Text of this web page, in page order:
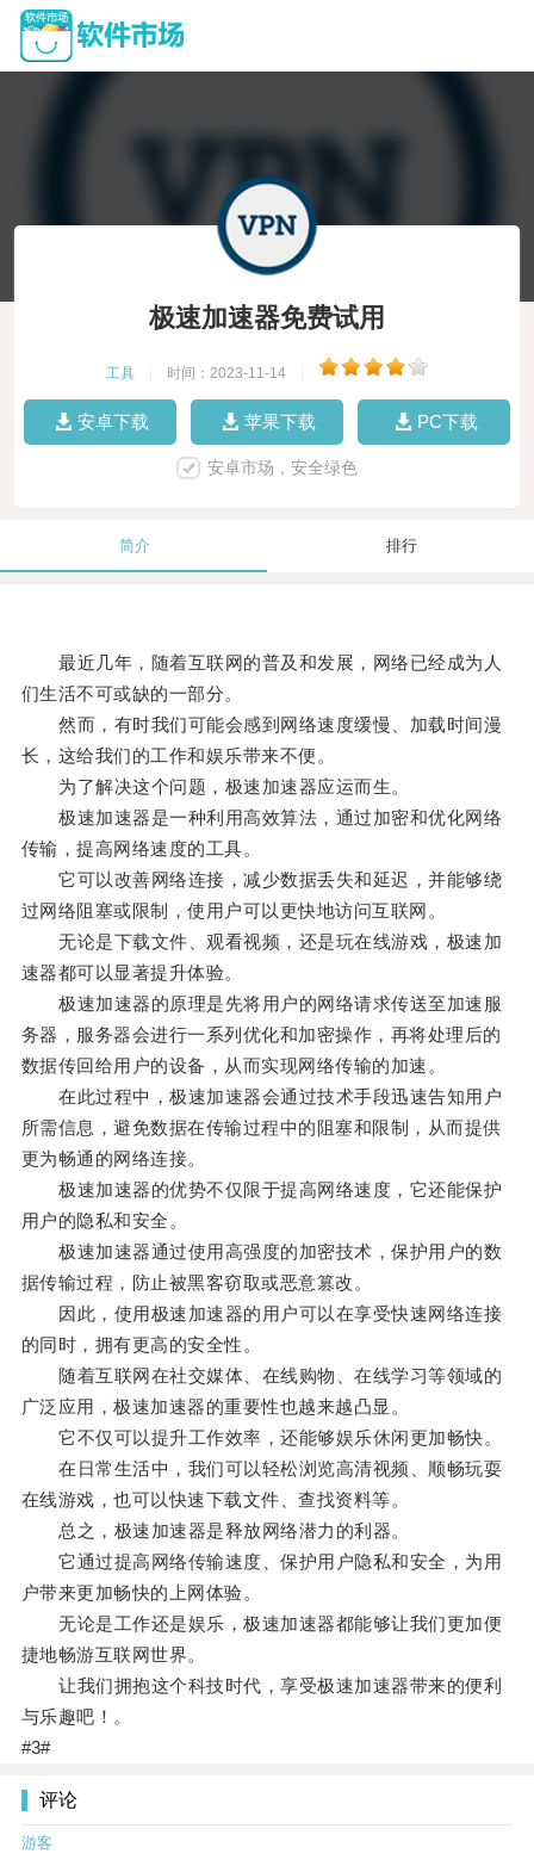
极速加速器免费试用
工具 时间：2023-11-14
安卓下载 苹果下载 PC下载
安卓市场，安全绿色
简介 排行
最近几年，随着互联网的普及和发展，网络已经成为人
们生活不可或缺的一部分。
然而，有时我们可能会感到网络速度缓慢、加载时间漫
长，这给我们的工作和娱乐带来不便。
为了解决这个问题，极速加速器应运而生。
极速加速器是一种利用高效算法，通过加密和优化网络
传输，提高网络速度的工具。
它可以改善网络连接，减少数据丢失和延迟，并能够绕
过网络阻塞或限制，使用户可以更快地访问互联网。
无论是下载文件、观看视频，还是玩在线游戏，极速加
速器都可以显著提升体验。
极速加速器的原理是先将用户的网络请求传送至加速服
务器，服务器会进行一系列优化和加密操作，再将处理后的
数据传回给用户的设备，从而实现网络传输的加速。
在此过程中，极速加速器会通过技术手段迅速告知用户
所需信息，避免数据在传输过程中的阻塞和限制，从而提供
更为畅通的网络连接。
极速加速器的优势不仅限于提高网络速度，它还能保护
用户的隐私和安全。
极速加速器通过使用高强度的加密技术，保护用户的数
据传输过程，防止被黑客窃取或恶意篡改。
因此，使用极速加速器的用户可以在享受快速网络连接
的同时，拥有更高的安全性。
随着互联网在社交媒体、在线购物、在线学习等领域的
广泛应用，极速加速器的重要性也越来越凸显。
它不仅可以提升工作效率，还能够娱乐休闲更加畅快。
在日常生活中，我们可以轻松浏览高清视频、顺畅玩耍
在线游戏，也可以快速下载文件、查找资料等。
总之，极速加速器是释放网络潜力的利器。
它通过提高网络传输速度、保护用户隐私和安全，为用
户带来更加畅快的上网体验。
无论是工作还是娱乐，极速加速器都能够让我们更加便
捷地畅游互联网世界。
让我们拥抱这个科技时代，享受极速加速器带来的便利
与乐趣吧！。
#3#
评论
游客